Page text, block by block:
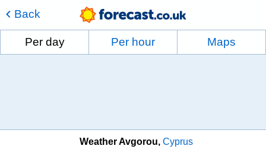
Back
Per day Per hour Maps
Weather Avgorou Cyprus